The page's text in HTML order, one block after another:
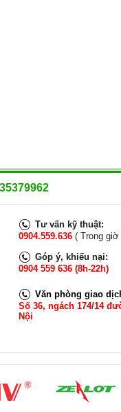
Tư vấn kỹ thuật:
0904.559.636 ( Trong
Góp ý, khiếu nại:
0904 559 636 (8h-22h)
Văn phòng giao
Số 36, ngách 174/14
Nội